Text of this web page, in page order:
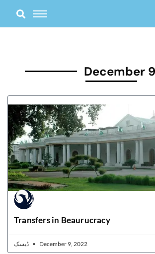
content
December
Transfers in Beaurucracy
December 9, 2022